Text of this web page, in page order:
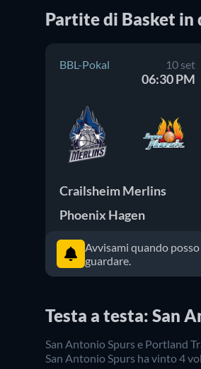
Partitedi Basket in
BBL-Pokal 10 set
06:30 PM
Crailsheim Merlins
Phoenix Hagen
Avvisami quando posso
guardare.
Testa a testa: San
San Antonio Spurs e Portland
San Antonio Spurs ha vinto4